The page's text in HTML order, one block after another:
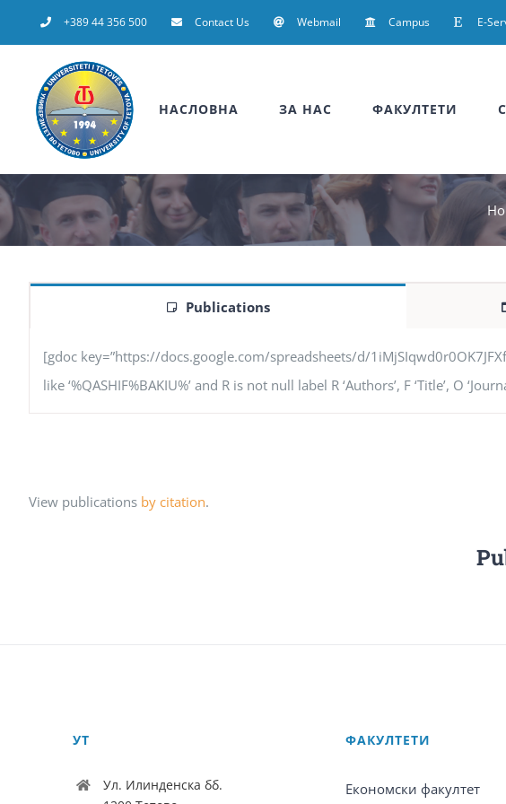
to
+389 44 356 500 Contact Us Webmail Campus E-
НАСЛОВНА ЗА НАС ФАКУЛТЕТИ
Publications
[gdoc key=”https://docs.google.com/spreadsheets/d/
like ‘%QASHIF%BAKIU%’ and R is not null label R ‘Authors’, F ‘Title’, O
View publications by citation.
УТ
Ул. Илинденска бб.
ФАКУЛТЕТИ
Економски факултет